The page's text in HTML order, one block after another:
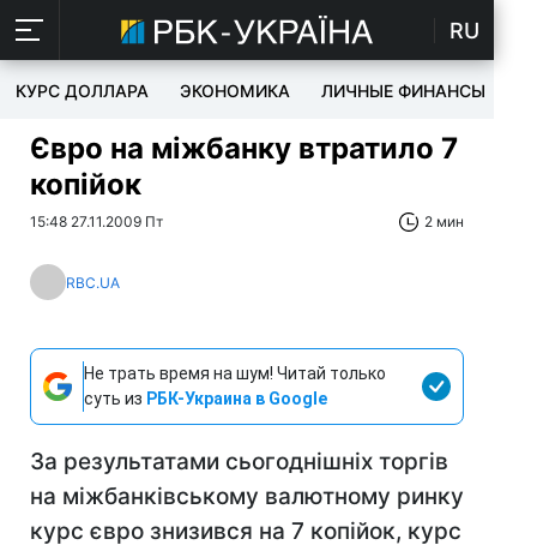
RU
КУРС ДОЛЛАРА ЭКОНОМИКА ЛИЧНЫЕ ФИНАНСЫ
Євро на міжбанку втратило 7
копійок
15:48 27.11.2009 Пт 2 мин
RBC.UA
Не трать время на шум! Читай только
суть из РБК-Украина в Google
За результатами сьогоднішніх торгів
на міжбанківському валютному ринку
курс євро знизився на 7 копійок, курс